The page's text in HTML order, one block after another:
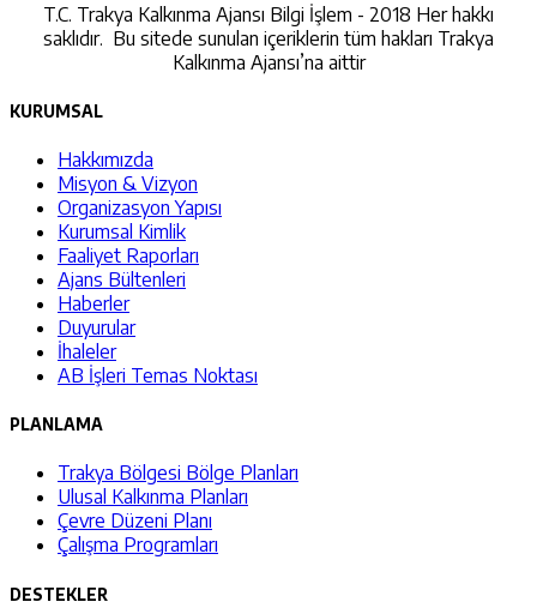
T.C. Trakya Kalkınma Ajansı Bilgi İşlem - 2018 Her hakkı
saklıdır. Bu sitede sunulan içeriklerin tüm hakları Trakya
Kalkınma Ajansı’na aittir
KURUMSAL
Hakkımızda
Misyon & Vizyon
Organizasyon Yapısı
Kurumsal Kimlik
Faaliyet Raporları
Ajans Bültenleri
Haberler
Duyurular
İhaleler
AB İşleri Temas Noktası
PLANLAMA
Trakya Bölgesi Bölge Planları
Ulusal Kalkınma Planları
Çevre Düzeni Planı
Çalışma Programları
DESTEKLER